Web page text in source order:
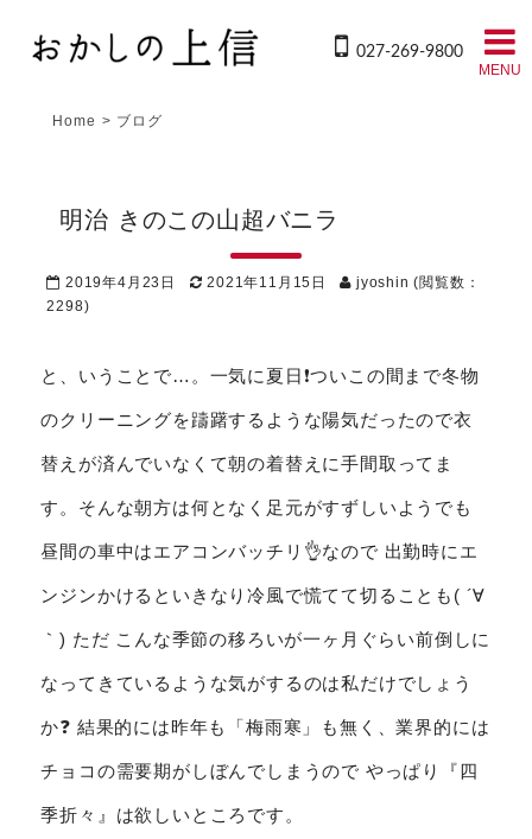
027-269-9800
MENU
Home > ブログ
明治 きのこの山超バニラ
2019年4月23日 2021年11月15日 jyoshin (閲覧数：
2298)
と、いうことで…。一気に夏日❗️ついこの間まで冬物
のクリーニングを躊躇するような陽気だったので衣
替えが済んでいなくて朝の着替えに手間取ってま
す。そんな朝方は何となく足元がすずしいようでも
昼間の車中はエアコンバッチリ👌なので 出勤時にエ
ンジンかけるといきなり冷風で慌てて切ることも( ´∀
｀) ただ こんな季節の移ろいが一ヶ月ぐらい前倒しに
なってきているような気がするのは私だけでしょう
か❓ 結果的には昨年も「梅雨寒」も無く、業界的には
チョコの需要期がしぼんでしまうので やっぱり『四
季折々』は欲しいところです。